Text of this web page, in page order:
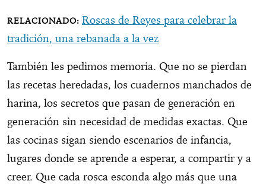
Roscas de Reyes para celebrar la
tradición, una rebanada a la vez
También les pedimos memoria. Que no se pierdan
las recetas heredadas, los cuadernos manchados de
harina, los secretos que pasan de generación en
generación sin necesidad de medidas exactas. Que
las cocinas sigan siendo escenarios de infancia,
lugares donde se aprende a esperar, a compartir y a
creer. Que cada rosca esconda algo más que una